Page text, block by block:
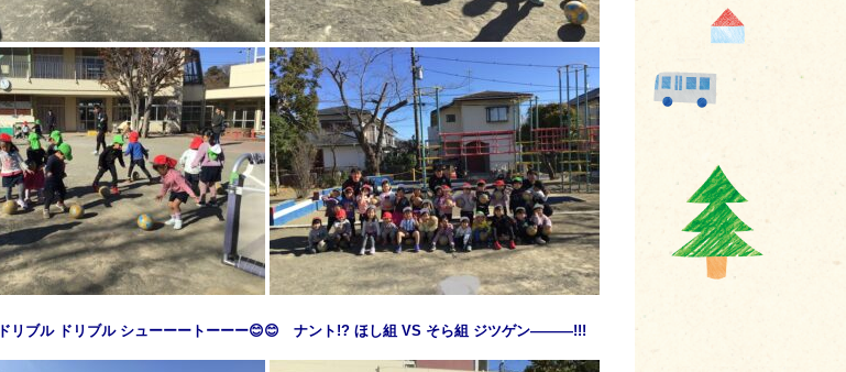
ドリブル ドリブル シューーートーーー😊😊 ナント!? ほし組 VS そら組 ジツゲン―――!!!